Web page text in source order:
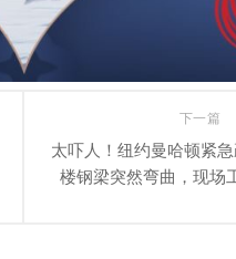
下一篇
太吓人！纽约曼哈顿紧
楼钢梁突然弯曲，现场